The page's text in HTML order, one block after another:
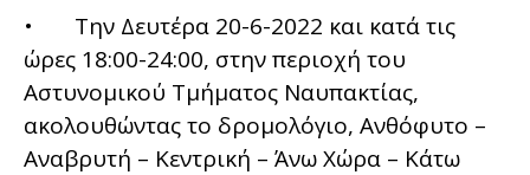
• Την Δευτέρα 20-6-2022 και κατά τις
ώρες 18:00-24:00, στην περιοχή του
Αστυνομικού Τμήματος Ναυπακτίας,
ακολουθώντας το δρομολόγιο, Ανθόφυτο –
Αναβρυτή – Κεντρική – Άνω Χώρα – Κάτω